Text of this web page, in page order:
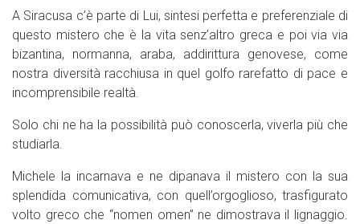
A Siracusa c’è parte di Lui, sintesi perfetta e preferenziale di
questo mistero che è la vita senz’altro greca e poi via via
bizantina, normanna, araba, addirittura genovese, come
nostra diversità racchiusa in quel golfo rarefatto di pace e
incomprensibile realtà.
Solo chi ne ha la possibilità può conoscerla, viverla più che
studiarla.
Michele la incarnava e ne dipanava il mistero con la sua
splendida comunicativa, con quell’orgoglioso, trasfigurato
volto greco che “nomen omen” ne dimostrava il lignaggio.